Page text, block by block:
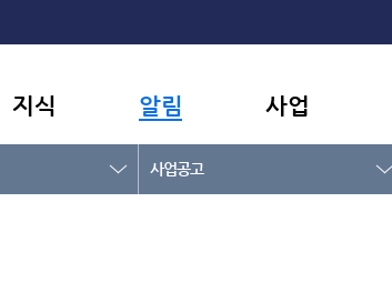
지식 알림 사업
사업공고